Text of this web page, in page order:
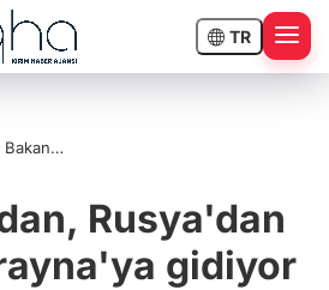
TR
Bakan
sonra
Ukrayna'ya
Rusya'dan
gidiyor